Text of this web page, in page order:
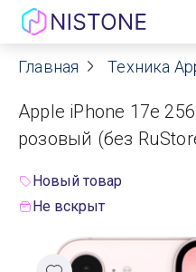
Акции
О нас
Договор оферты
Реквизиты
Главная Техника
Apple iPhone 17e
розовый (без
Новый товар
Не вскрыт